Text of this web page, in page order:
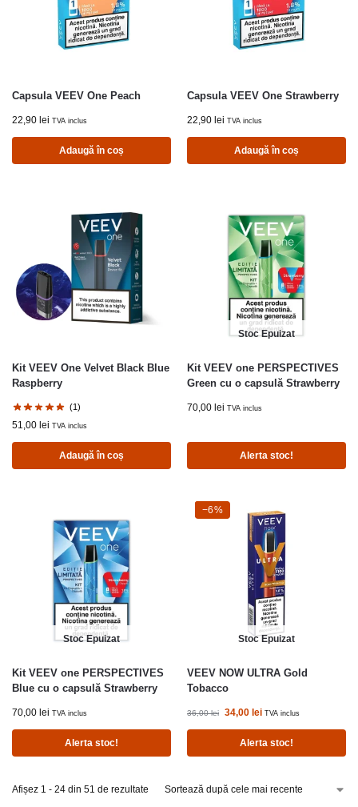
Capsula VEEV One Peach
22,90 lei TVA inclus
Adaugă în coș
Capsula VEEV One Strawberry
22,90 lei TVA inclus
Adaugă în coș
Kit VEEV One Velvet Black Blue
Raspberry
(1)
51,00 lei TVA inclus
Adaugă în coș
Stoc Epuizat
Kit VEEV one PERSPECTIVES
Green cu o capsulă Strawberry
70,00 lei TVA inclus
Alerta stoc!
Stoc Epuizat
Kit VEEV one PERSPECTIVES
Blue cu o capsulă Strawberry
70,00 lei TVA inclus
Alerta stoc!
-6%
Stoc Epuizat
−6%
VEEV NOW ULTRA Gold
Tobacco
36,00lei 34,00 lei TVA inclus
Alerta stoc!
Afișez 1 - 24 din 51 de rezultate